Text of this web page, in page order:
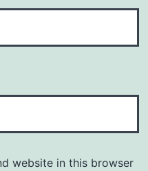
website in this browser